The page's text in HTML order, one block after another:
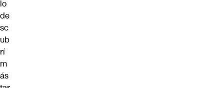
lo
de
sc
ub
rí
m
ás